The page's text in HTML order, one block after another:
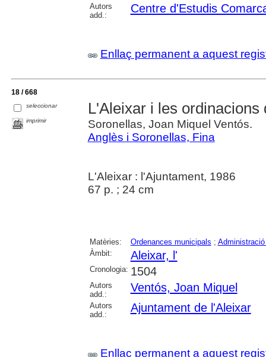
Autors
add.:
Centre d'Estudis
Enllaç permanent a aquest
18 / 668
seleccionar
imprimir
L'Aleixar i les ordinacions
Soronellas, Joan Miquel Ventós.
Anglès i Soronellas, Fina
L'Aleixar : l'Ajuntament, 1986
67 p. ; 24 cm
Matèries: Ordenances municipals ;
Àmbit:
Aleixar, l'
Cronologia: 1504
Autors
add.:
Ventós, Joan Miquel
Autors
add.:
Ajuntament de l'Aleixar
Enllaç permanent a aquest